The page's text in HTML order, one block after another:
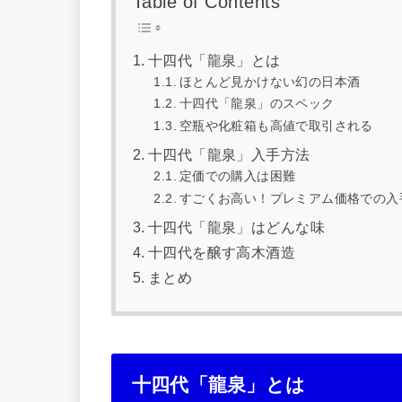
十四代「龍泉」とは
ほとんど見かけない幻の日本酒
十四代「龍泉」のスペック
空瓶や化粧箱も高値で取引される
十四代「龍泉」入手方法
定価での購入は困難
すごくお高い！プレミアム価格での入
十四代「龍泉」はどんな味
十四代を醸す高木酒造
まとめ
十四代「龍泉」とは